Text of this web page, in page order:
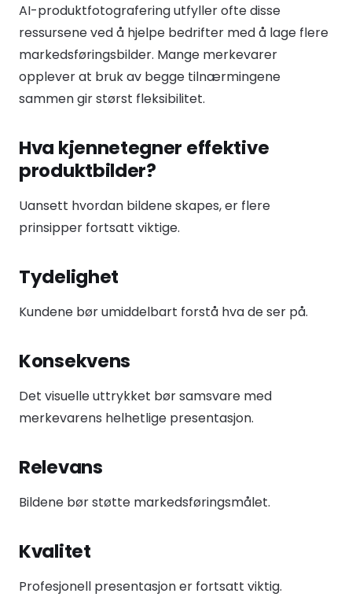
AI-produktfotografering utfyller ofte disse
ressursene ved å hjelpe bedrifter med å lage flere
markedsføringsbilder. Mange merkevarer
opplever at bruk av begge tilnærmingene
sammen gir størst fleksibilitet.
Hva kjennetegner effektive
produktbilder?
Uansett hvordan bildene skapes, er flere
prinsipper fortsatt viktige.
Tydelighet
Kundene bør umiddelbart forstå hva de ser på.
Konsekvens
Det visuelle uttrykket bør samsvare med
merkevarens helhetlige presentasjon.
Relevans
Bildene bør støtte markedsføringsmålet.
Kvalitet
Profesjonell presentasjon er fortsatt viktig.